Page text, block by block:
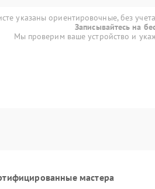
указаны ориентировочные, без
Записывайтесь на
Мы проверим ваше устройство и
мастера